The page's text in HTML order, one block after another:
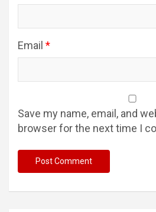
Email *
Save my name, email, and
browser for the next time I